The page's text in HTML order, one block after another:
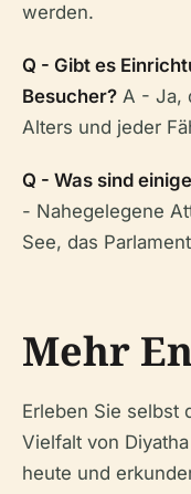
werden.
Q - Gibt es
Besucher? A - Ja,
Alters und jeder
Q - Was sind
- Nahegelegene
See, das
Mehr
Erleben Sie selbst
Vielfalt von
heute und